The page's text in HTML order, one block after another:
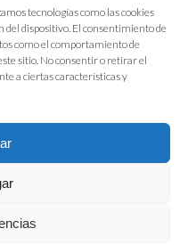
tecnologías como las cookies
del dispositivo. El consentimiento de
como el comportamiento de
sitio. No consentir o retirar el
a ciertas características y
de la Alimentación y Bebidas